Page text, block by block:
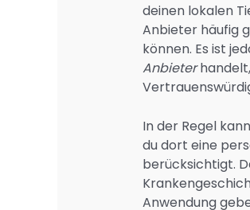
deinen lokalen
Anbieter häufig
können. Es ist
Anbieter
In der Regel
du dort eine
berücksichtigt.
Anwendung